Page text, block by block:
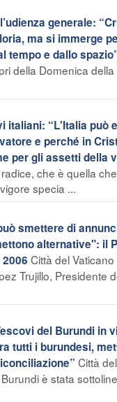
generale:
ma si immerge
tempo e dallo
della Domenica
italiani: “L'Italia
e perché in
per gli assetti della
che è quella
specia ...
smettere di
alternative": il
Città del
Trujillo, Presidente
del Burundi
tutti i burundesi,
Città
è stata